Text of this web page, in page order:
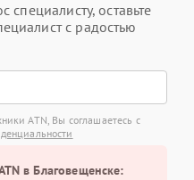
специалисту, оставьте
с радостью
ATN, Вы соглашаетесь с
в Благовещенске: